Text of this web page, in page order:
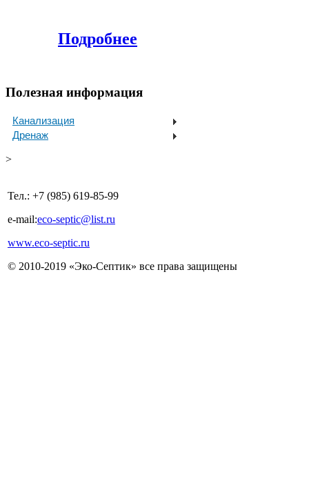
Подробнее
Полезная информация
Канализация
Дренаж
>
Тел.: +7 (985) 619-85-99
e-mail:eco-septic@list.ru
www.eco-septic.ru
© 2010-2019 «Эко-Септик» все права защищены